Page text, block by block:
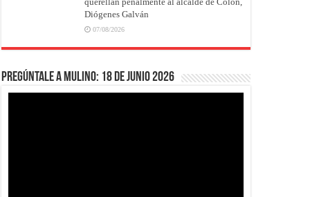
Diógenes Galván
07/08/2026
Pregúntale a Mulino: 18 de junio 2026